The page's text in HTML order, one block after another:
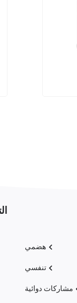
هضمي
تنفسي
مشاركات دوائية